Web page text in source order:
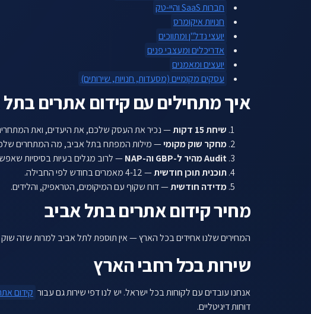
חברות SaaS והיי-טק
חנויות איקומרס
יועצי נדל"ן ומתווכים
אדריכלים ומעצבי פנים
יועצים ומאמנים
עסקים מקומיים (מסעדות, חנויות, שירותים)
איך מתחילים עם קידום אתרים
שיחת 15 דקות
— נכיר את העסק שלכם, את היעדים, ואת
מחקר שוק מקומי— מילות המפתח בתל אביב, מה המתחרים
Audit מהיר ל-GBP וה-NAP
— לרוב מגלים בעיות בסיסיות
תוכנית תוכן חודשית— 4-12 מאמרים בחודש לפי החבילה.
מדידה חודשית— דוח שקוף עם המיקומים, הטראפיק, והלידים.
מחיר קידום אתרים בתל אביב
המחירים שלנו אחידים בכל הארץ — אין תוספת לתל אביב למרות שזה שוק תחרותי. חבילות
שירות בכל רחבי הארץ
אנחנו עובדים עם לקוחות בכל ישראל. יש לנו דפי שירות גם עבור קידום
דוחות דיגיטליים.